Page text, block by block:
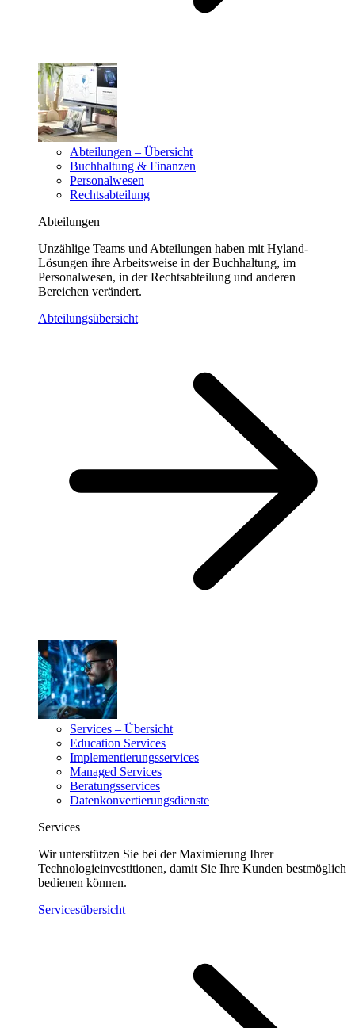
Abteilungen – Übersicht
Buchhaltung & Finanzen
Personalwesen
Rechtsabteilung
Abteilungen
Unzählige Teams und Abteilungen haben mit Hyland-
Lösungen ihre Arbeitsweise in der Buchhaltung, im
Personalwesen, in der Rechtsabteilung und anderen
Bereichen verändert.
Abteilungsübersicht
Services – Übersicht
Education Services
Implementierungsservices
Managed Services
Beratungsservices
Datenkonvertierungsdienste
Services
Wir unterstützen Sie bei der Maximierung Ihrer
Technologieinvestitionen, damit Sie Ihre Kunden bestmöglich
bedienen können.
Servicesübersicht